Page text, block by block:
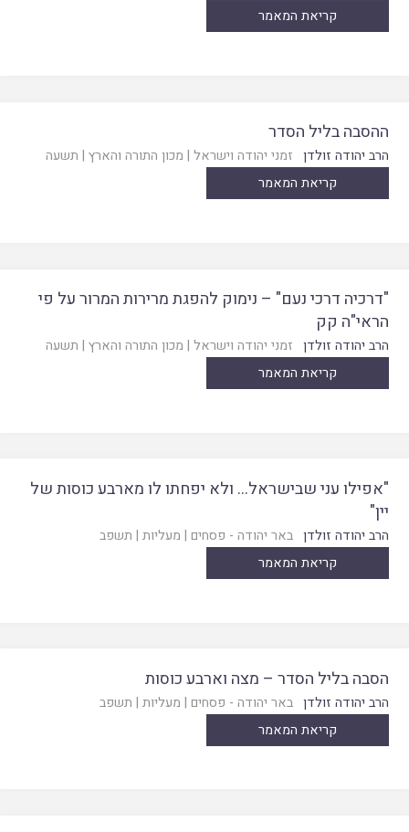
קריאת המאמר
ההסבה בליל הסדר
הרב יהודה זולדן זמני יהודה וישראל | מכון התורה והארץ | תשעה
קריאת המאמר
"דרכיה דרכי נעם" – נימוק להפגת מרירות המרור על פי
הראי"ה קק
הרב יהודה זולדן זמני יהודה וישראל | מכון התורה והארץ | תשעה
קריאת המאמר
"אפילו עני שבישראל… ולא יפחתו לו מארבע כוסות של
יין"
הרב יהודה זולדן באר יהודה - פסחים | מעליות | תשפב
קריאת המאמר
הסבה בליל הסדר – מצה וארבע כוסות
הרב יהודה זולדן באר יהודה - פסחים | מעליות | תשפב
קריאת המאמר